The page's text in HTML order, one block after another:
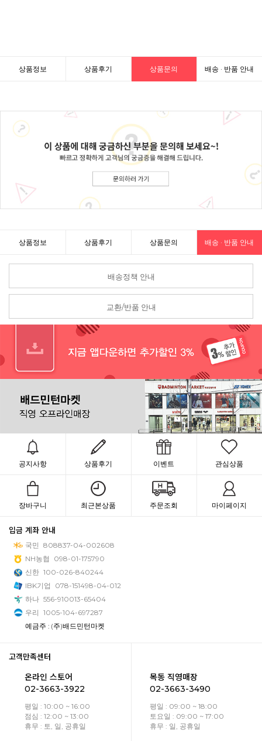
상품정보 상품후기 상품문의 배송 · 반품 안내
상품정보 상품후기 상품문의 배송 · 반품 안내
배송정책 안내
교환/반품 안내
공지사항 상품후기 이벤트 관심상품
장바구니 최근본상품 주문조회 마이페이지
입금 계좌 안내
국민 808837-04-002608
NH농협
098-01-175790
신한 100-026-840244
IBK기업
078-151498-04-012
하나 556-910013-65404
우리 1005-104-697287
예금주 : (주)배드민턴마켓
고객만족센터
온라인 스토어
02-3663-3922
평일 : 10:00 ~ 16:00
점심 : 12:00 ~ 13:00
휴무 : 토, 일, 공휴일
목동 직영매장
02-3663-3490
평일 : 09:00 ~ 18:00
토요일 : 09:00 ~ 17:00
휴무 : 일, 공휴일